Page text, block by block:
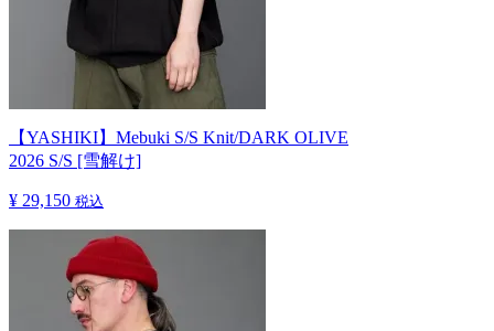
【YASHIKI】Mebuki S/S Knit/DARK OLIVE
2026 S/S [雪解け]
¥ 29,150 税込